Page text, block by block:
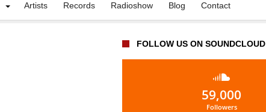
Artists Records Radioshow Blog Contact
FOLLOW US ON SOUNDCLOUD
59,000
Followers